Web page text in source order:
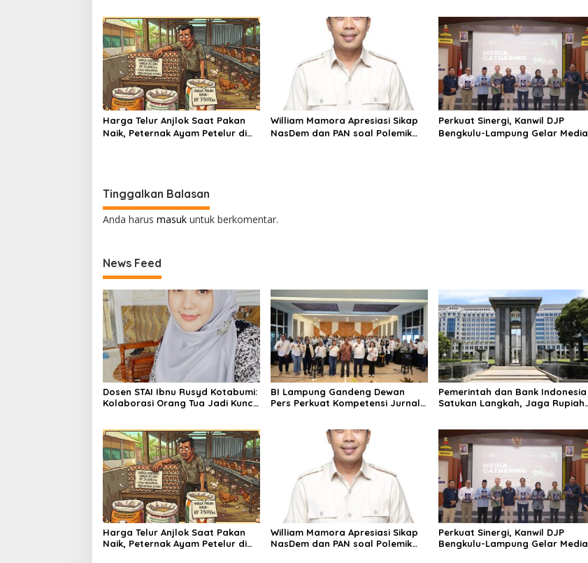
Dinamika Global
Harga Telur Anjlok Saat Pakan
Naik, Peternak Ayam Petelur di
William Mamora Apresiasi Sikap
NasDem dan PAN soal Polemik
Perkuat Sinergi, Kanwil DJP
Bengkulu-Lampung Gelar Media
Tinggalkan Balasan
Anda harus masuk untuk berkomentar.
News Feed
Dosen STAI Ibnu Rusyd Kotabumi:
Kolaborasi Orang Tua Jadi Kunci
BI Lampung Gandeng Dewan
Pers Perkuat Kompetensi Jurnalis
Pemerintah dan Bank Indonesia
Satukan Langkah, Jaga Rupiah
Harga Telur Anjlok Saat Pakan
Naik, Peternak Ayam Petelur di
William Mamora Apresiasi Sikap
NasDem dan PAN soal Polemik
Perkuat Sinergi, Kanwil DJP
Bengkulu-Lampung Gelar Media